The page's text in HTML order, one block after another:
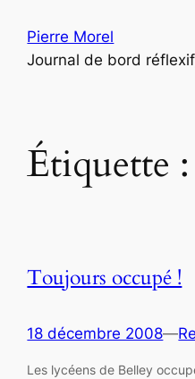
contenu
Pierre Morel
Journal de bord
Étiquette :
Toujours occupé !
18 décembre 2008—
Les lycéens de Belley